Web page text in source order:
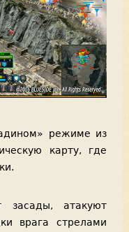
режиме из
карту, где
засады, атакуют
врага стрелами